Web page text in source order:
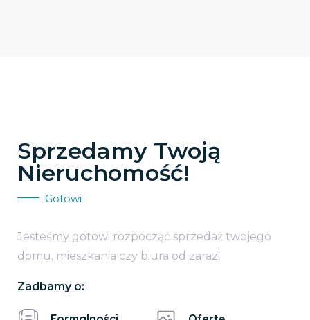
Sprzedamy Twoją
Nieruchomość!
Gotowi
Jesteśmy gotowi rozpocząć sprzedaż twojego
domu, mieszkania czy biura od zaraz!
Zadbamy o: